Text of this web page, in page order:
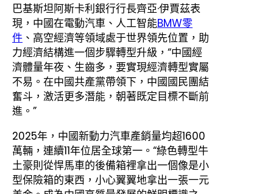
巴基斯坦阿斯卡利銀行行長齊亞·伊賈茲表
現，中國在電動汽車、人工智能BMW零
件 、高空經濟等領域處于世界領先位置，助
力經濟結構進一個步驟轉型升級，“中國經
濟體量年夜、生齒多，要實現經濟轉型實屬
不易。在中國共產黨帶領下，中國國民團結
奮斗，激活更多潛能，朝著既定目標不斷前
進。”
2025年，中國新動力汽車產銷量均超1600
萬輛，連續11年位居全球第一。“綠色轉型牛
土豪則從悍馬車的後備箱裡拿出一個像是小
型保險箱的東西，小心翼翼地拿出一張一元